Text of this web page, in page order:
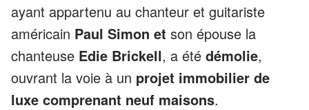
ayant appartenu au chanteur et guitariste
américain Paul Simon et son épouse la
chanteuse Edie Brickell, a été démolie,
ouvrant la voie à un projet immobilier de
luxe comprenant neuf maisons.